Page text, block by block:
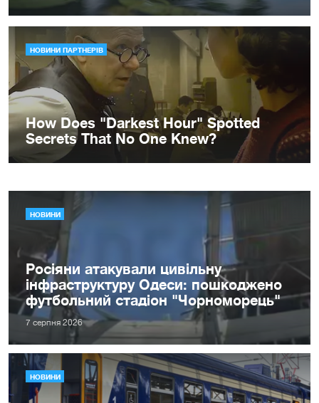
НОВИНИ
Росіяни атакували цивільну
інфраструктуру Одеси: пошкоджено
футбольний стадіон "Чорноморець"
7 серпня 2026
НОВИНИ